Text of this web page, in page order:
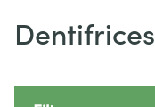
Dentifrices